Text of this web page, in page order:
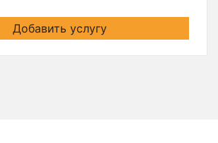
Добавить услугу